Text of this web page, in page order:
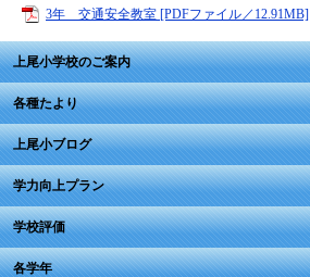
3年 交通安全教室 [PDFファイル／12.91MB]
上尾小学校のご案内
各種たより
上尾小ブログ
学力向上プラン
学校評価
各学年